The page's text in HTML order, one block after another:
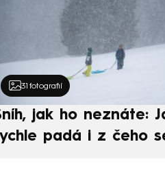
31 fotografií
jak ho neznáte:
padá i z čeho